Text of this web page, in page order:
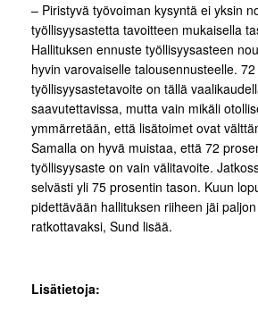
– Piristyvä työvoiman kysyntä ei yksin
työllisyysastetta tavoitteen mukaisella
Hallituksen ennuste työllisyysasteen
hyvin varovaiselle talousennusteelle.
työllisyysastetavoite on tällä
saavutettavissa, mutta vain mikäli
ymmärretään, että lisätoimet ovat
Samalla on hyvä muistaa, että 72
työllisyysaste on vain välitavoite.
selvästi yli 75 prosentin tason. Kuun
pidettävään hallituksen riiheen jäi
ratkottavaksi, Sund lisää.
Lisätietoja: